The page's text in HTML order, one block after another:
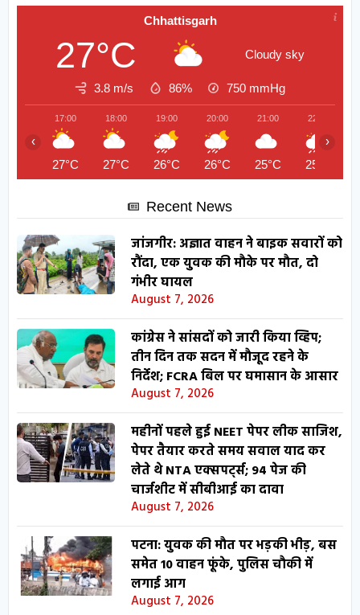
Chhattisgarh
27°C Cloudy sky
3.8 m/s 86% 750 mmHg
17:00
27°C
18:00
27°C
19:00
26°C
20:00
26°C
21:00
25°C
22:00
25°C
‹ ›
Recent News
जांजगीर: अज्ञात वाहन ने बाइक सवारों को
रौंदा, एक युवक की मौके पर मौत, दो
गंभीर घायल
August 7, 2026
कांग्रेस ने सांसदों को जारी किया व्हिप;
तीन दिन तक सदन में मौजूद रहने के
निर्देश; FCRA बिल पर घमासान के आसार
August 7, 2026
महीनों पहले हुई NEET पेपर लीक साजिश,
पेपर तैयार करते समय सवाल याद कर
लेते थे NTA एक्सपर्ट्स; 94 पेज की
चार्जशीट में सीबीआई का दावा
August 7, 2026
पटना: युवक की मौत पर भड़की भीड़, बस
समेत 10 वाहन फूंके, पुलिस चौकी में
लगाई आग
August 7, 2026